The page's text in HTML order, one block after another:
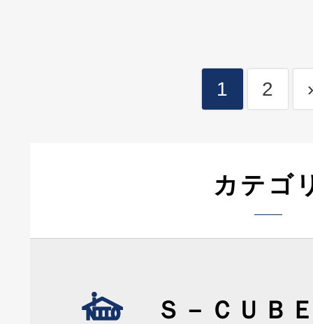
1 2
カテゴ
Ｓ－ＣＵＢ